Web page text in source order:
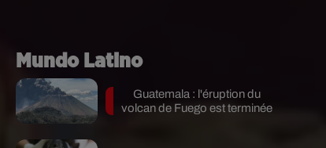
Mundo Latino
Guatemala : l'éruption du
volcan de Fuego est terminée